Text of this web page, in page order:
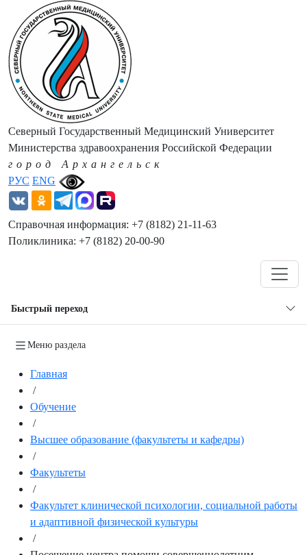
РУС ENG
Северный Государственный Медицинский Университет
Министерства здравоохранения Российской Федерации
город Архангельск
Справочная информация: +7 (8182) 21-11-63
Поликлиника: +7 (8182) 20-00-90
Быстрый переход
Меню раздела
Главная
/
Обучение
/
Высшее образование (факультеты и кафедры)
/
Факультеты
/
Факультет клинической психологии, социальной работы
и адаптивной физической культуры
/